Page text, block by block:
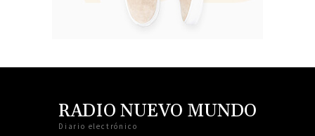
RADIO NUEVO MUNDO
Diario electrónico